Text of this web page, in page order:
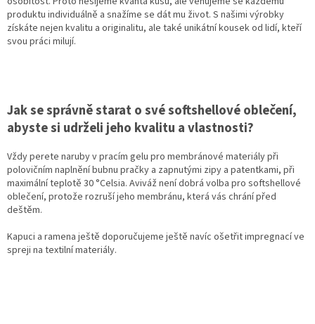
produktu individuálně a snažíme se dát mu život. S našimi výrobky
získáte nejen kvalitu a originalitu, ale také unikátní kousek od lidí, kteří
svou práci milují.
Jak se správně starat o své softshellové oblečení,
abyste si udrželi jeho kvalitu a vlastnosti?
Vždy perete naruby v pracím gelu pro membránové materiály při
polovičním naplnění bubnu pračky a zapnutými zipy a patentkami, při
maximální teplotě 30 °Celsia. Aviváž není dobrá volba pro softshellové
oblečení, protože rozruší jeho membránu, která vás chrání před
deštěm.
Kapuci a ramena ještě doporučujeme ještě navíc ošetřit impregnací ve
spreji na textilní materiály.